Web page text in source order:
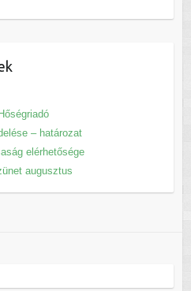
– határozat
elérhetősége
augusztus